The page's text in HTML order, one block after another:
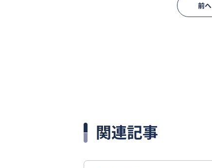
前へ
関連記事